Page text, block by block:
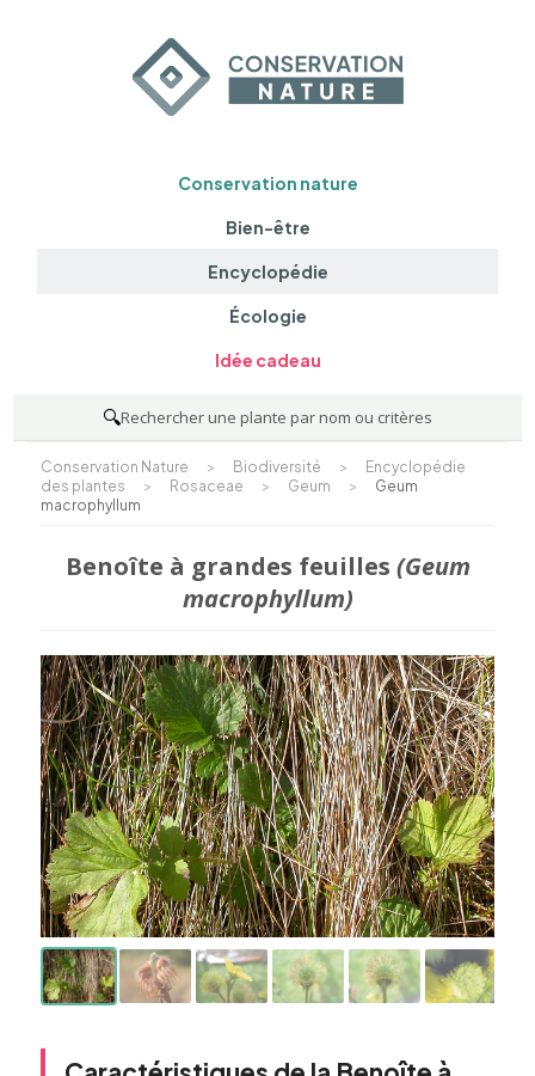
Conservation nature
Bien-être
Encyclopédie
Écologie
Idée cadeau
🔍Rechercher une plante par nom ou critères
Conservation Nature > Biodiversité >
Encyclopédie
des plantes
> Rosaceae > Geum >
Geum
macrophyllum
Benoîte à grandes feuilles (Geum
macrophyllum)